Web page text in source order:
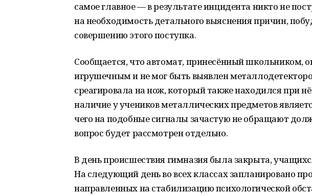
самое главное — в результате инцидента никто не
на необходимость детального выяснения причин,
совершению этого поступка.
Сообщается, что автомат, принесённый школьником,
игрушечным и не мог быть выявлен
среагировала на нож, который также находился при
наличие у учеников металлических предметов
чего на подобные сигналы зачастую не обращают
вопрос будет рассмотрен отдельно.
В день происшествия гимназия была закрыта,
На следующий день во всех классах запланировано
направленных на стабилизацию психологической